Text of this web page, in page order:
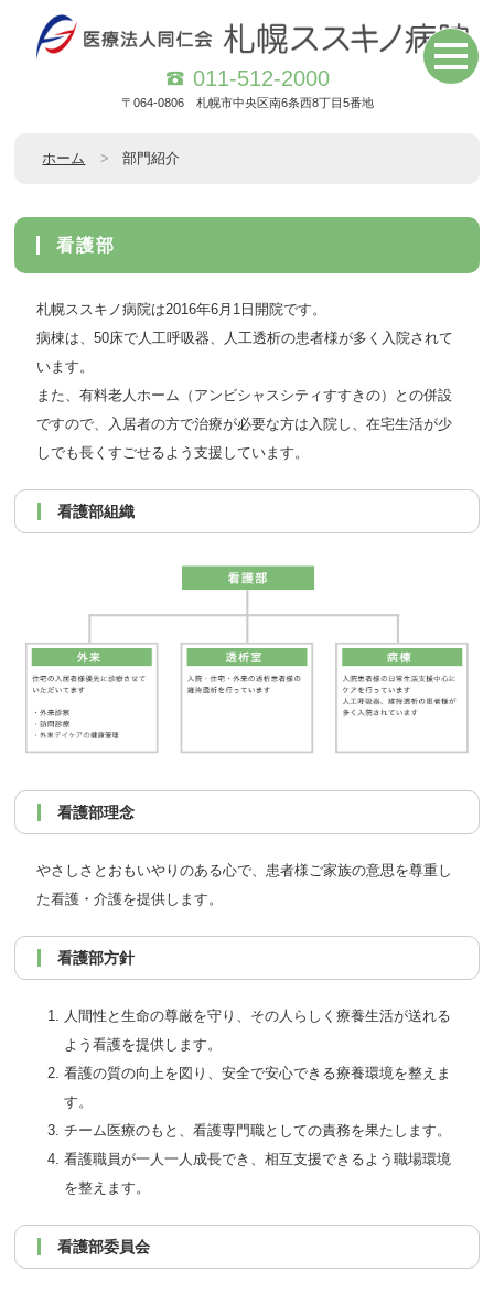
011-512-2000
〒064-0806 札幌市中央区南6条西8丁目5番地
ホーム 部門紹介
看護部
札幌ススキノ病院は2016年6月1日開院です。
病棟は、50床で人工呼吸器、人工透析の患者様が多く入院されて
います。
また、有料老人ホーム（アンビシャスシティすすきの）との併設
ですので、入居者の方で治療が必要な方は入院し、在宅生活が少
しでも長くすごせるよう支援しています。
看護部組織
看護部理念
やさしさとおもいやりのある心で、患者様ご家族の意思を尊重し
た看護・介護を提供します。
看護部方針
人間性と生命の尊厳を守り、その人らしく療養生活が送れる
よう看護を提供します。
看護の質の向上を図り、安全で安心できる療養環境を整えま
す。
チーム医療のもと、看護専門職としての責務を果たします。
看護職員が一人一人成長でき、相互支援できるよう職場環境
を整えます。
看護部委員会